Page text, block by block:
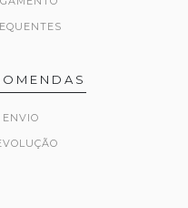
ENVIO